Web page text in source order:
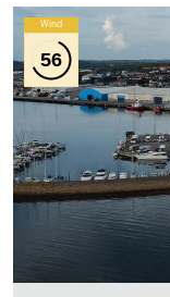
Wind
56